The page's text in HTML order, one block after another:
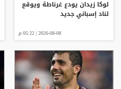
لوكا زيدان يودع غرناطة ويوقع
لناد إسباني جديد
2026-08-08 | 05:22 م